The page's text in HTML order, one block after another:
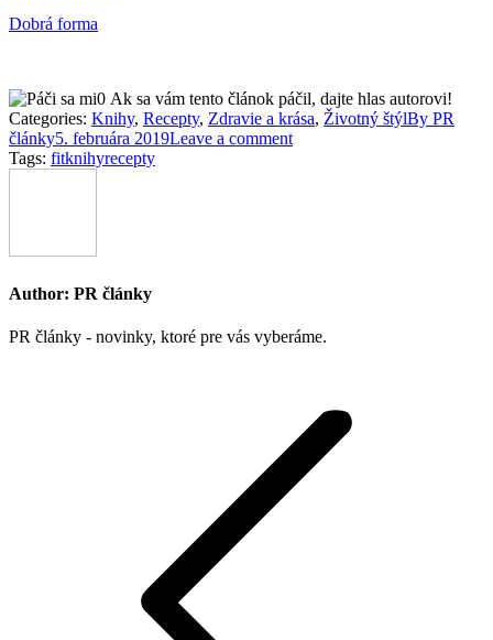
Dobrá forma
0 Ak sa vám tento článok páčil, dajte hlas autorovi!
Categories: Knihy, Recepty, Zdravie a krása, Životný štýlBy PR
články5. februára 2019Leave a comment
Tags: fitknihyrecepty
Author: PR články
PR články - novinky, ktoré pre vás vyberáme.